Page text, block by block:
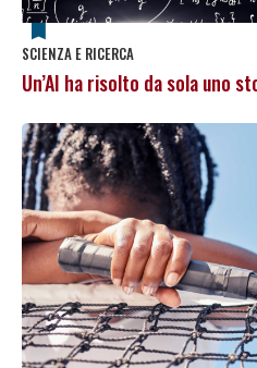
SCIENZA E RICERCA
Un’AI ha risolto da sola uno